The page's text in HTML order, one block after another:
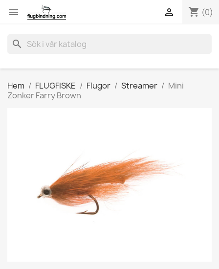
 shopping_cart (0)

search
Hem FLUGFISKE Flugor Streamer
Mini
Zonker Farry Brown